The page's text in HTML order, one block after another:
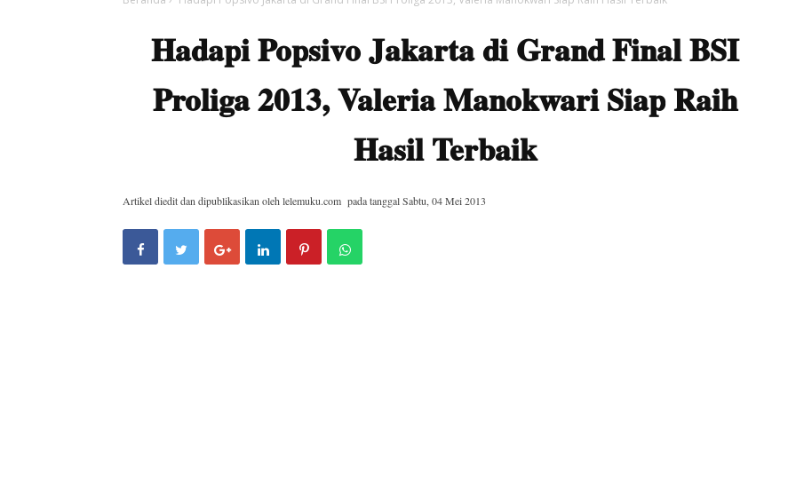
Hadapi Popsivo Jakarta di Grand Final BSI
Proliga 2013, Valeria Manokwari Siap Raih
Hasil Terbaik
Artikel diedit dan dipublikasikan oleh lelemuku.com pada tanggalSabtu, 04 Mei 2013